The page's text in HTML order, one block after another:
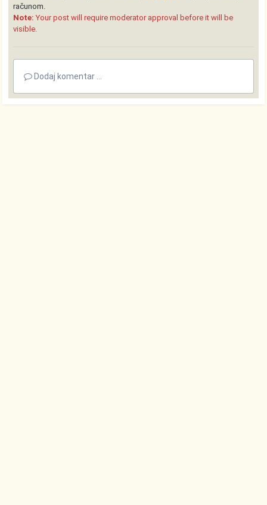
računom.
Note: Your post will require moderator approval before it will be
visible.
Dodaj komentar ...